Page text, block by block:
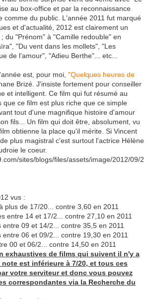
au box-office et par la reconnaissance
comme du public. L'année 2011 fut marqué
et d'actualité, 2012 est clairement un
du "Prénom" à "Camille redouble" en
"Du vent dans les mollets", "Les
de l'amour", "Adieu Berthe"... etc...
est, pour moi, "Quelques heures de
Brizé. J'insiste fortement pour conseiller
et intelligent. Ce film qui fut résumé au
que ce film est plus riche que ce simple
tout d'une magnifique histoire d'amour
fils... Un film qui doit être, absolument, vu
obtienne la place qu'il mérite. Si Vincent
plus magistral c'est surtout l'actrice Hélène
le coeur.
vus :
plus de 17/20... contre 3,60 en 2011
entre 14 et 17/2... contre 27,10 en 2011
entre 09 et 14/2... contre 35,5 en 2011
entre 06 et 09/2... contre 19,30 en 2011
00 et 06/2... contre 14,50 en 2011
exhaustives de films qui suivent il n'y a
est inférieure à 7/20, et tous ces
votre serviteur et donc vous pouvez
correspondantes via la Recherche du